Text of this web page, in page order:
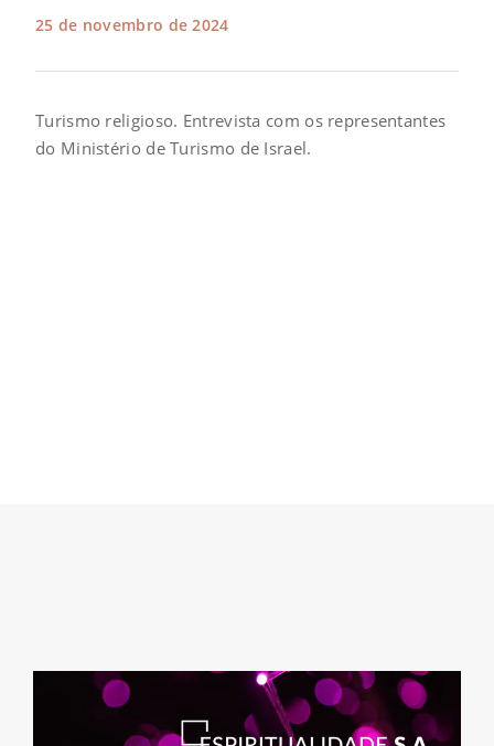
25 de novembro de 2024
Turismo religioso. Entrevista com os representantes
do Ministério de Turismo de Israel.